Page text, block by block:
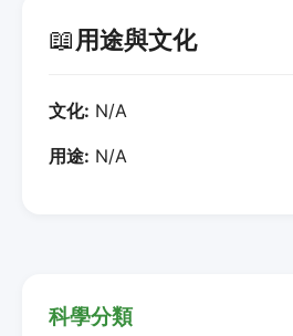
📖用途與文化
文化: N/A
用途: N/A
科學分類